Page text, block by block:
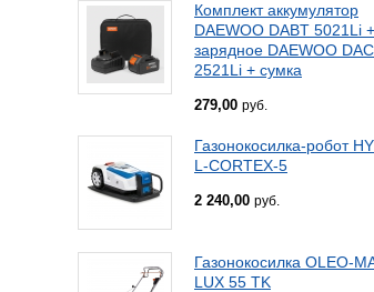
Комплект аккумулятор
DAEWOO DABT 5021Li +
зарядное DAEWOO
2521Li + сумка
279,00 руб.
Газонокосилка-робот
L-CORTEX-5
2 240,00 руб.
Газонокосилка OLEO-
LUX 55 TK